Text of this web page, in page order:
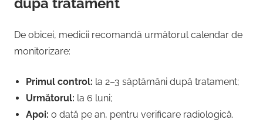
De obicei, medicii recomandă următorul calendar de
monitorizare:
Primul control: la 2–3 săptămâni după tratament;
Următorul: la 6 luni;
Apoi: o dată pe an, pentru verificare radiologică.